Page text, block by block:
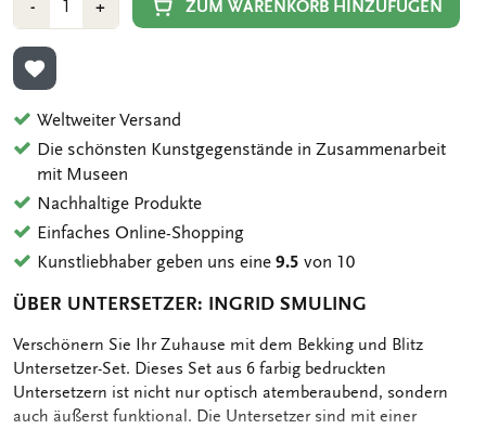
-Min
1
+Plus
1
ZUM WARENKORB HINZUFÜGEN
ZUR WUNSCHLISTE HINZUFÜGEN
Weltweiter Versand
Die schönsten Kunstgegenstände in Zusammenarbeit
mit Museen
Nachhaltige Produkte
Einfaches Online-Shopping
Kunstliebhaber geben uns eine9.5 von 10
ÜBER UNTERSETZER: INGRID SMULING
OMSCHRIJVING
Verschönern Sie Ihr Zuhause mit dem Bekking und Blitz
Untersetzer-Set. Dieses Set aus 6 farbig bedruckten
Untersetzern ist nicht nur optisch atemberaubend, sondern
auch äußerst funktional. Die Untersetzer sind mit einer